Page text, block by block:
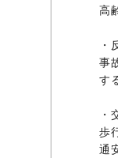
高
・
事
す
・
歩
通